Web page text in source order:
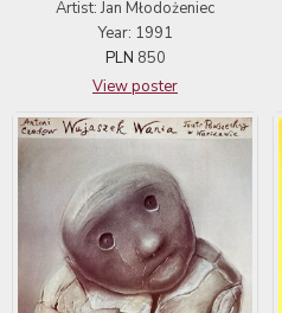
Artist: Jan Młodożeniec
Year: 1991
PLN 850
View poster